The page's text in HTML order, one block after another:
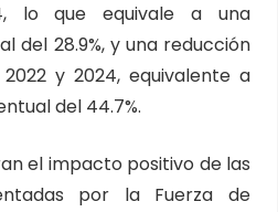
lo que equivale a una
del 28.9%, y una reducción
y 2024, equivalente a
del 44.7%.
el impacto positivo de las
por la Fuerza de